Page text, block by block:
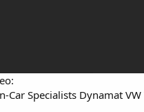
Car Specialists Dynamat